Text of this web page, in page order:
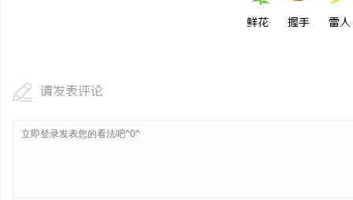
鲜花 握手 雷人
请发表评论